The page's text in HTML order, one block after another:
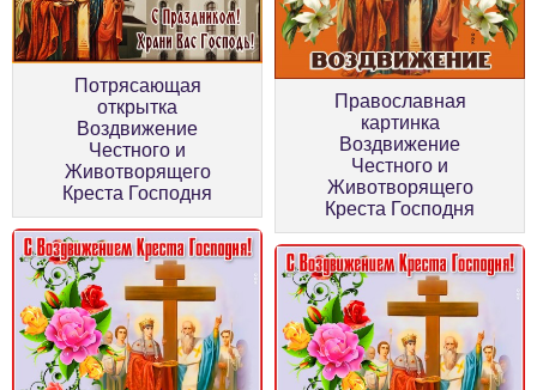
Потрясающая
открытка
Воздвижение
Честного и
Животворящего
Креста Господня
Православная
картинка
Воздвижение
Честного и
Животворящего
Креста Господня